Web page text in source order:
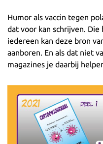
Humor als vaccin tegen
dat voor kan schrijven.
iedereen kan deze bron
aanboren. En als dat niet
magazines je daarbij